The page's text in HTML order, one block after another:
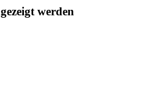
werden